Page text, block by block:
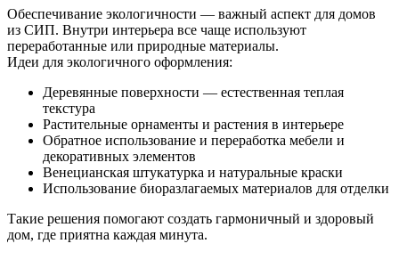
Обеспечивание экологичности — важный аспект для домов
из СИП. Внутри интерьера все чаще используют
переработанные или природные материалы.
Идеи для экологичного оформления:
Деревянные поверхности — естественная теплая
текстура
Растительные орнаменты и растения в интерьере
Обратное использование и переработка мебели и
декоративных элементов
Венецианская штукатурка и натуральные краски
Использование биоразлагаемых материалов для отделки
Такие решения помогают создать гармоничный и здоровый
дом, где приятна каждая минута.